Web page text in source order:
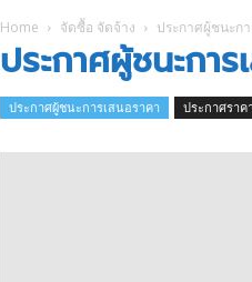
Home จัดซื้อ จัดจ้าง ประกาศผู้ชนะก
ประกาศผู้ชนะการ
ประกาศผู้ชนะการเสนอราคา ประกาศราค